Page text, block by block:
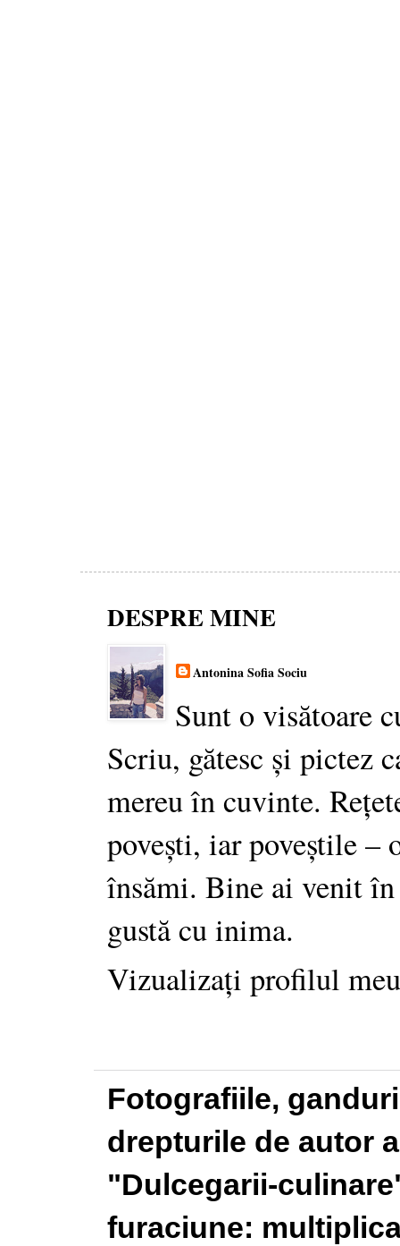
DESPRE MINE
Antonina Sofia Sociu
Sunt o visătoare
Scriu, gătesc și pictez
mereu în cuvinte.
povești, iar poveștile –
însămi. Bine ai venit
gustă cu inima.
Vizualizați profilul
Fotografiile,
drepturile de autor
"Dulcegarii-
furaciune: